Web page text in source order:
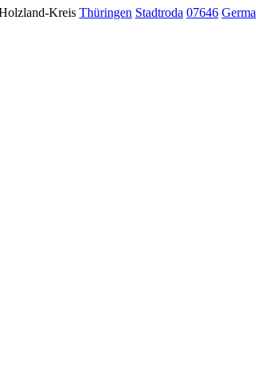
Kreis Thüringen Stadtroda 07646